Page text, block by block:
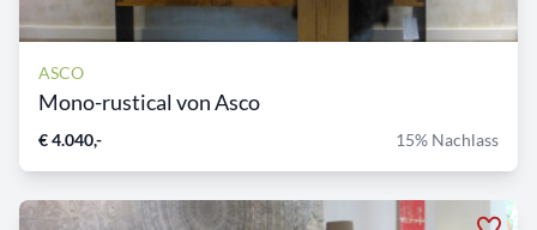
ASCO
Mono-rustical von Asco
€ 4.040,- 15% Nachlass